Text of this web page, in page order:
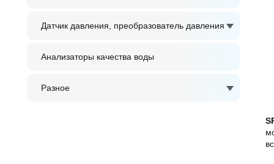
Датчик давления, преобразователь давления
Анализаторы качества воды
Разное